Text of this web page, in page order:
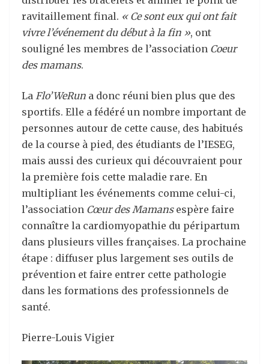
ravitaillement final. « Ce sont eux qui ont fait
vivre l’événement du début à la fin », ont
souligné les membres de l’association Coeur
des mamans.
La Flo’WeRun a donc réuni bien plus que des
sportifs. Elle a fédéré un nombre important de
personnes autour de cette cause, des habitués
de la course à pied, des étudiants de l’IESEG,
mais aussi des curieux qui découvraient pour
la première fois cette maladie rare. En
multipliant les événements comme celui-ci,
l’association Cœur des Mamansespère faire
connaître la cardiomyopathie du péripartum
dans plusieurs villes françaises. La prochaine
étape : diffuser plus largement ses outils de
prévention et faire entrer cette pathologie
dans les formations des professionnels de
santé.
Pierre-Louis Vigier